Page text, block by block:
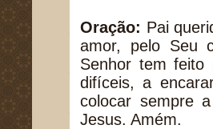
Oração: Pai
amor, pelo Seu
Senhor tem feito
difíceis, a
colocar sempre
Jesus. Amém.